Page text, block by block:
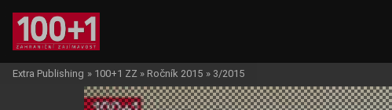
Extra Publishing » 100+1 ZZ » Ročník 2015 » 3/2015